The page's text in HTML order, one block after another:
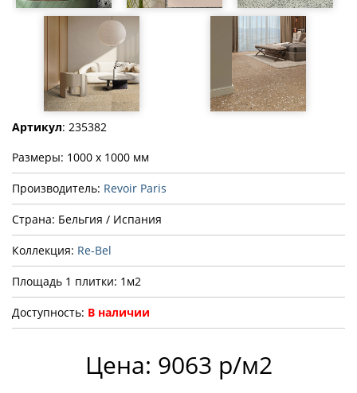
Артикул: 235382
Размеры: 1000 x 1000 мм
Производитель: Revoir Paris
Страна: Бельгия / Испания
Коллекция: Re-Bel
Площадь 1 плитки: 1м2
Доступность: В наличии
Цена: 9063 р/м2